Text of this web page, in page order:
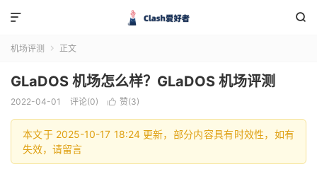


机场评测  正文
GLaDOS 机场怎么样？GLaDOS 机场评测
2022-04-01 评论(0)  赞(3)
本文于 2025-10-17 18:24 更新，部分内容具有时效性，如有
失效，请留言